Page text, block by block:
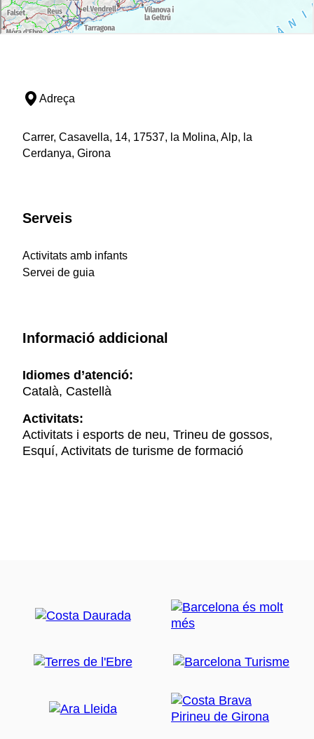
Adreça
Carrer, Casavella, 14, 17537, la Molina, Alp, la
Cerdanya, Girona
Serveis
Activitats amb infants
Servei de guia
Informació addicional
Idiomes d’atenció:
Català, Castellà
Activitats:
Activitats i esports de neu, Trineu de gossos,
Esquí, Activitats de turisme de formació